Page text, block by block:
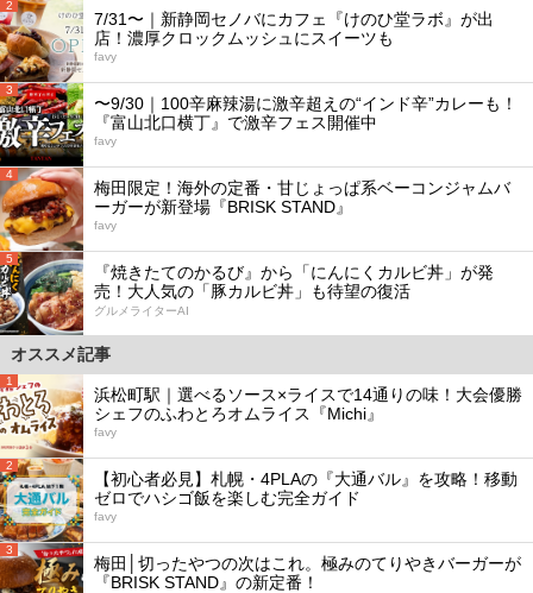
2
7/31〜｜新静岡セノバにカフェ『けのひ堂ラボ』が出
店！濃厚クロックムッシュにスイーツも
favy
3
〜9/30｜100辛麻辣湯に激辛超えの“インド辛”カレーも！
『富山北口横丁』で激辛フェス開催中
favy
4
梅田限定！海外の定番・甘じょっぱ系ベーコンジャムバ
ーガーが新登場『BRISK STAND』
favy
5
『焼きたてのかるび』から「にんにくカルビ丼」が発
売！大人気の「豚カルビ丼」も待望の復活
グルメライターAI
オススメ記事
1
浜松町駅｜選べるソース×ライスで14通りの味！大会優勝
シェフのふわとろオムライス『Michi』
favy
2
【初心者必見】札幌・4PLAの『大通バル』を攻略！移動
ゼロでハシゴ飯を楽しむ完全ガイド
favy
3
梅田│切ったやつの次はこれ。極みのてりやきバーガーが
『BRISK STAND』の新定番！